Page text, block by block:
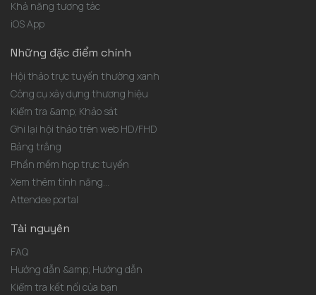
Khả năng tương tác
iOS App
Những đặc điểm chính
Hội thảo trực tuyến thường xanh
Công cụ xây dựng thương hiệu
Kiểm tra &amp; Khảo sát
Ghi lại hội thảo trên web HD/FHD
Bảng trắng
Phần mềm họp trực tuyến
Xem thêm tính năng...
Attendee portal
Tài nguyên
FAQ
Hướng dẫn &amp; Hướng dẫn
Kiểm tra kết nối của bạn